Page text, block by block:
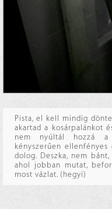
Pista, el kell mindig
akartad a kosárpalánkot
nem nyúltál hozzá a
kényszerűen
dolog. Deszka, nem
ahol jobban mutat,
most vázlat. (hegyi)